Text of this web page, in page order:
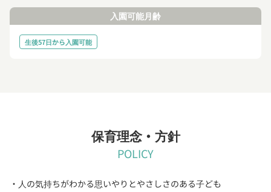
入園可能月齢
生後57日から入園可能
保育理念・方針
POLICY
・人の気持ちがわかる思いやりとやさしさのある子ども